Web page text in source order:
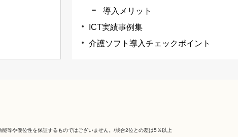
導入メリット
ICT実績事例集
介護ソフト導入チェックポイント
等や優位性を保証するものではございません。/競合2位との差は5％以上